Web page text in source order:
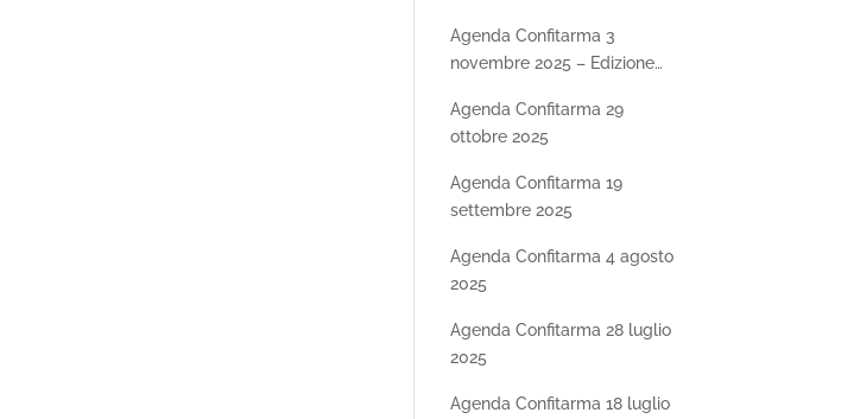
Agenda Confitarma 3
novembre 2025 – Edizione
Agenda Confitarma 29
ottobre 2025
Agenda Confitarma 19
settembre 2025
Agenda Confitarma 4 agosto
2025
Agenda Confitarma 28 luglio
2025
Agenda Confitarma 18 luglio